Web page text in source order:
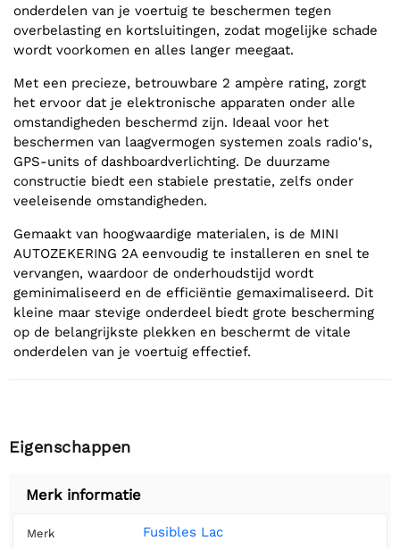
onderdelen van je voertuig te beschermen tegen
overbelasting en kortsluitingen, zodat mogelijke schade
wordt voorkomen en alles langer meegaat.
Met een precieze, betrouwbare 2 ampère rating, zorgt
het ervoor dat je elektronische apparaten onder alle
omstandigheden beschermd zijn. Ideaal voor het
beschermen van laagvermogen systemen zoals radio's,
GPS-units of dashboardverlichting. De duurzame
constructie biedt een stabiele prestatie, zelfs onder
veeleisende omstandigheden.
Gemaakt van hoogwaardige materialen, is de MINI
AUTOZEKERING 2A eenvoudig te installeren en snel te
vervangen, waardoor de onderhoudstijd wordt
geminimaliseerd en de efficiëntie gemaximaliseerd. Dit
kleine maar stevige onderdeel biedt grote bescherming
op de belangrijkste plekken en beschermt de vitale
onderdelen van je voertuig effectief.
Eigenschappen
Merk informatie
Merk Fusibles Lac